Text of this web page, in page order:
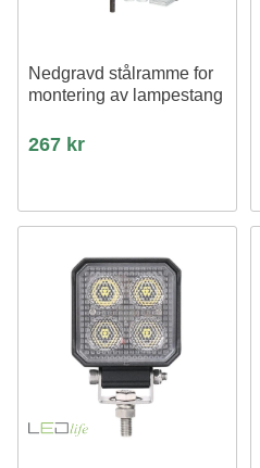
Nedgravd stålramme for
montering av lampestang
267 kr